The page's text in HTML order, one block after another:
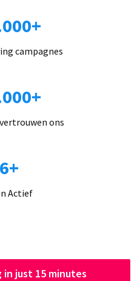
campagnes
ons
Actief
just 15 minutes